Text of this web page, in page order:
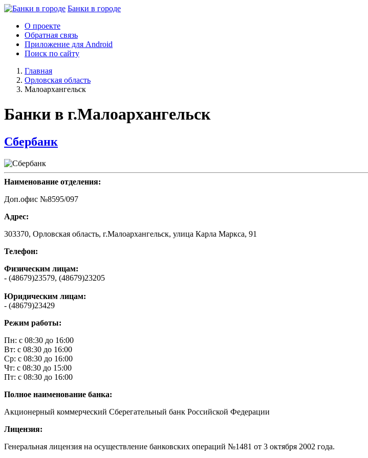
Банки в городе
О проекте
Обратная связь
Приложение для Android
Поиск по сайту
Главная
Орловская область
Малоархангельск
Банки в г.Малоархангельск
Сбербанк
Наименование отделения:
Доп.офис №8595/097
Адрес:
303370, Орловская область, г.Малоархангельск, улица Карла Маркса, 91
Телефон:
Физическим лицам:
- (48679)23579, (48679)23205
Юридическим лицам:
- (48679)23429
Режим работы:
Пн: с 08:30 до 16:00
Вт: с 08:30 до 16:00
Ср: с 08:30 до 16:00
Чт: с 08:30 до 15:00
Пт: с 08:30 до 16:00
Полное наименование банка:
Акционерный коммерческий Сберегательный банк Российской Федерации
Лицензия:
Генеральная лицензия на осуществление банковских операций №1481 от 3 октября 2002 года.